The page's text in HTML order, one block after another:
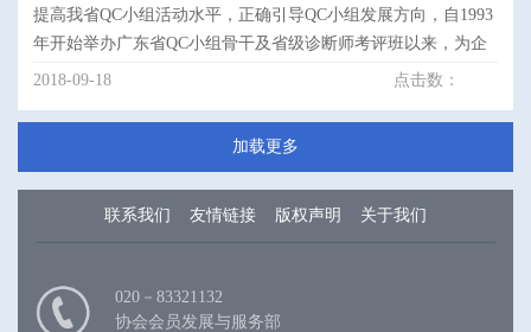
提高我省QC小组活动水平，正确引导QC小组发展方向，自1993
年开始举办广东省QC小组骨干及省级诊断师考评班以来，为企
业培养了大批的QC骨干和省级QC小组活动诊断师。实践证明，
2018-09-18 点击数：
加载更多
联系我们 友情链接 版权声明 关于我们
020－83321132
协会会员发展与服务部